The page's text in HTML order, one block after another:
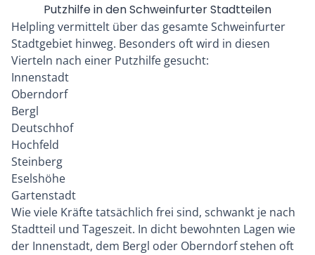
Putzhilfe in den Schweinfurter Stadtteilen
Helpling vermittelt über das gesamte Schweinfurter
Stadtgebiet hinweg. Besonders oft wird in diesen
Vierteln nach einer Putzhilfe gesucht:
Innenstadt
Oberndorf
Bergl
Deutschhof
Hochfeld
Steinberg
Eselshöhe
Gartenstadt
Wie viele Kräfte tatsächlich frei sind, schwankt je nach
Stadtteil und Tageszeit. In dicht bewohnten Lagen wie
der Innenstadt, dem Bergl oder Oberndorf stehen oft